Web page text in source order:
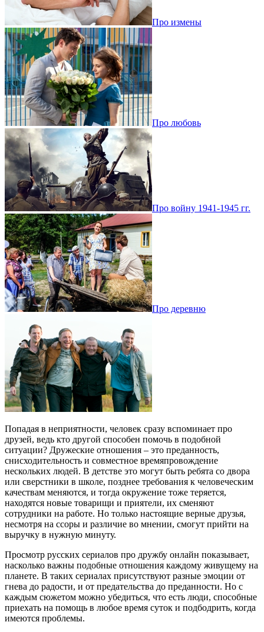
Про измены
Про любовь
Про войну 1941-1945 гг.
Про деревню
Попадая в неприятности, человек сразу вспоминает про
друзей, ведь кто другой способен помочь в подобной
ситуации? Дружеские отношения – это преданность,
снисходительность и совместное времяпровождение
нескольких людей. В детстве это могут быть ребята со двора
или сверстники в школе, позднее требования к человеческим
качествам меняются, и тогда окружение тоже теряется,
находятся новые товарищи и приятели, их сменяют
сотрудники на работе. Но только настоящие верные друзья,
несмотря на ссоры и различие во мнении, смогут прийти на
выручку в нужную минуту.
Просмотр русских сериалов про дружбу онлайн показывает,
насколько важны подобные отношения каждому живущему на
планете. В таких сериалах присутствуют разные эмоции от
гнева до радости, и от предательства до преданности. Но с
каждым сюжетом можно убедиться, что есть люди, способные
приехать на помощь в любое время суток и подбодрить, когда
имеются проблемы.